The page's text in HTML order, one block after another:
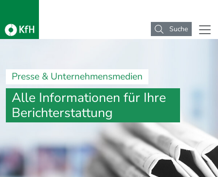
Suche
Presse & Unternehmensmedien
Alle Informationen für Ihre
Berichterstattung